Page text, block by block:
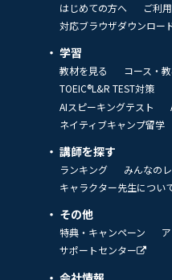
はじめての方へ ご利
対応ブラウザダウンロー
学習
教材を見る コース・
TOEIC®L&R TEST対策
AIスピーキングテスト
ネイティブキャンプ留学
講師を探す
ランキング みんなの
キャラクター先生につい
その他
特典・キャンペーン
サポートセンター